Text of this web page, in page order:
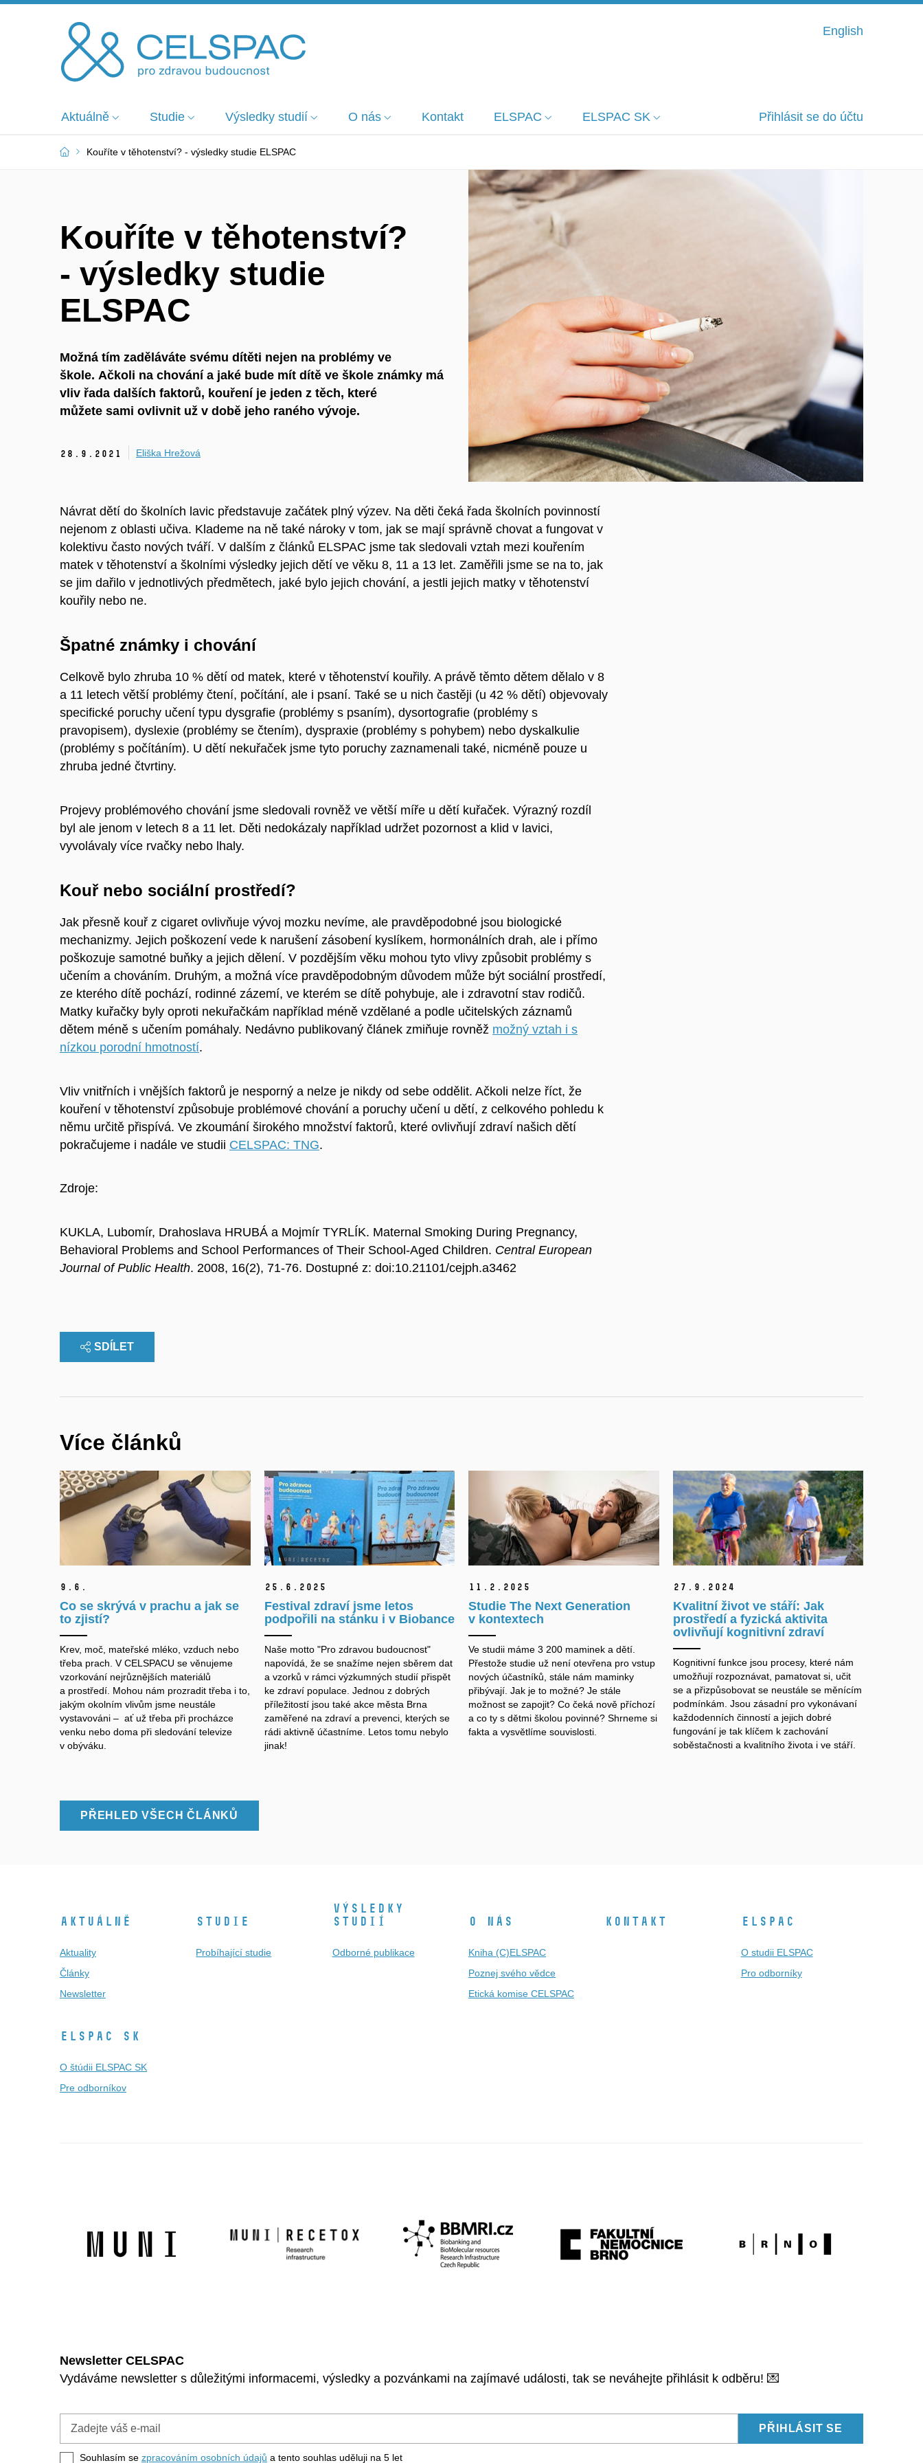
English
Aktuálně Studie Výsledky studií O nás Kontakt ELSPAC ELSPAC SK Přihlásit se do účtu
Kouříte v těhotenství? - výsledky studie ELSPAC
Kouříte v těhotenství?
- výsledky studie
ELSPAC
Možná tím zaděláváte svému dítěti nejen na problémy ve
škole. Ačkoli na chování a jaké bude mít dítě ve škole známky má
vliv řada dalších faktorů, kouření je jeden z těch, které
můžete sami ovlivnit už v době jeho raného vývoje.
28. 9. 2021 Eliška Hrežová
Návrat dětí do školních lavic představuje začátek plný výzev. Na děti čeká řada školních povinností
nejenom z oblasti učiva. Klademe na ně také nároky v tom, jak se mají správně chovat a fungovat v
kolektivu často nových tváří. V dalším z článků ELSPAC jsme tak sledovali vztah mezi kouřením
matek v těhotenství a školními výsledky jejich dětí ve věku 8, 11 a 13 let. Zaměřili jsme se na to, jak
se jim dařilo v jednotlivých předmětech, jaké bylo jejich chování, a jestli jejich matky v těhotenství
kouřily nebo ne.
Špatné známky i chování
Celkově bylo zhruba 10 % dětí od matek, které v těhotenství kouřily. A právě těmto dětem dělalo v 8
a 11 letech větší problémy čtení, počítání, ale i psaní. Také se u nich častěji (u 42 % dětí) objevovaly
specifické poruchy učení typu dysgrafie (problémy s psaním), dysortografie (problémy s
pravopisem), dyslexie (problémy se čtením), dyspraxie (problémy s pohybem) nebo dyskalkulie
(problémy s počítáním). U dětí nekuřaček jsme tyto poruchy zaznamenali také, nicméně pouze u
zhruba jedné čtvrtiny.
Projevy problémového chování jsme sledovali rovněž ve větší míře u dětí kuřaček. Výrazný rozdíl
byl ale jenom v letech 8 a 11 let. Děti nedokázaly například udržet pozornost a klid v lavici,
vyvolávaly více rvačky nebo lhaly.
Kouř nebo sociální prostředí?
Jak přesně kouř z cigaret ovlivňuje vývoj mozku nevíme, ale pravděpodobné jsou biologické
mechanizmy. Jejich poškození vede k narušení zásobení kyslíkem, hormonálních drah, ale i přímo
poškozuje samotné buňky a jejich dělení. V pozdějším věku mohou tyto vlivy způsobit problémy s
učením a chováním. Druhým, a možná více pravděpodobným důvodem může být sociální prostředí,
ze kterého dítě pochází, rodinné zázemí, ve kterém se dítě pohybuje, ale i zdravotní stav rodičů.
Matky kuřačky byly oproti nekuřačkám například méně vzdělané a podle učitelských záznamů
dětem méně s učením pomáhaly. Nedávno publikovaný článek zmiňuje rovněž možný vztah i s
nízkou porodní hmotností.
Vliv vnitřních i vnějších faktorů je nesporný a nelze je nikdy od sebe oddělit. Ačkoli nelze říct, že
kouření v těhotenství způsobuje problémové chování a poruchy učení u dětí, z celkového pohledu k
němu určitě přispívá. Ve zkoumání širokého množství faktorů, které ovlivňují zdraví našich dětí
pokračujeme i nadále ve studii CELSPAC: TNG.
Zdroje:
KUKLA, Lubomír, Drahoslava HRUBÁ a Mojmír TYRLÍK. Maternal Smoking During Pregnancy,
Behavioral Problems and School Performances of Their School-Aged Children. Central European
Journal of Public Health. 2008, 16(2), 71-76. Dostupné z: doi:10.21101/cejph.a3462
SDÍLET
Více článků
9. 6.
Co se skrývá v prachu a jak se
to zjistí?
Krev, moč, mateřské mléko, vzduch nebo
třeba prach. V CELSPACU se věnujeme
vzorkování nejrůznějších materiálů
a prostředí. Mohou nám prozradit třeba i to,
jakým okolním vlivům jsme neustále
vystavováni – ať už třeba při procházce
venku nebo doma při sledování televize
v obýváku.
25. 6. 2025
Festival zdraví jsme letos
podpořili na stánku i v Biobance
Naše motto "Pro zdravou budoucnost"
napovídá, že se snažíme nejen sběrem dat
a vzorků v rámci výzkumných studií přispět
ke zdraví populace. Jednou z dobrých
příležitostí jsou také akce města Brna
zaměřené na zdraví a prevenci, kterých se
rádi aktivně účastníme. Letos tomu nebylo
jinak!
11. 2. 2025
Studie The Next Generation
v kontextech
Ve studii máme 3 200 maminek a dětí.
Přestože studie už není otevřena pro vstup
nových účastníků, stále nám maminky
přibývají. Jak je to možné? Je stále
možnost se zapojit? Co čeká nově příchozí
a co ty s dětmi školou povinné? Shrneme si
fakta a vysvětlíme souvislosti.
27. 9. 2024
Kvalitní život ve stáří: Jak
prostředí a fyzická aktivita
ovlivňují kognitivní zdraví
Kognitivní funkce jsou procesy, které nám
umožňují rozpoznávat, pamatovat si, učit
se a přizpůsobovat se neustále se měnícím
podmínkám. Jsou zásadní pro vykonávaní
každodenních činností a jejich dobré
fungování je tak klíčem k zachování
soběstačnosti a kvalitního života i ve stáří.
PŘEHLED VŠECH ČLÁNKŮ
Aktuálně
Aktuality
Články
Newsletter
Studie
Probíhající studie
Výsledky
studií
Odborné publikace
O nás
Kniha (C)ELSPAC
Poznej svého vědce
Etická komise CELSPAC
Kontakt ELSPAC
O studii ELSPAC
Pro odborníky
ELSPAC SK
O štúdii ELSPAC SK
Pre odborníkov
Newsletter CELSPAC
Vydáváme newsletter s důležitými informacemi, výsledky a pozvánkami na zajímavé události, tak se neváhejte přihlásit k odběru! 💌
e-
PŘIHLÁSIT SE
Souhlasím se zpracováním osobních údajů a tento souhlas uděluji na 5 let